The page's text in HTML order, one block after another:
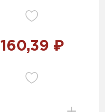
160,39 ₽